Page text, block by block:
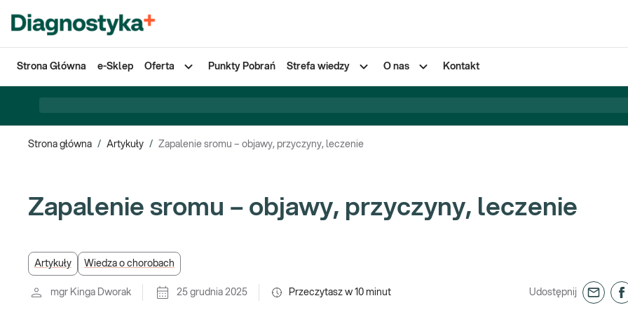
Strona Główna e-Sklep Oferta Punkty Pobrań Strefa wiedzy O nas Kontakt
Strona główna / Artykuły / Zapalenie sromu – objawy, przyczyny, leczenie
Zapalenie sromu – objawy, przyczyny, leczenie
Artykuły Wiedza o chorobach
mgr Kinga Dworak 25 grudnia 2025 Przeczytasz w 10 minut Udostępnij